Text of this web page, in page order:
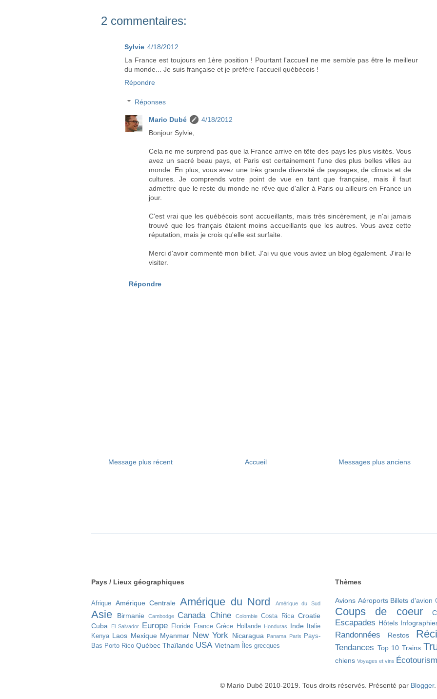
2 commentaires:
Sylvie 4/18/2012
La France est toujours en 1ère position ! Pourtant l'accueil ne me semble pas être le meilleur
du monde... Je suis française et je préfère l'accueil québécois !
Répondre
Réponses
Mario Dubé
4/18/2012
Bonjour Sylvie,
Cela ne me surprend pas que la France arrive en tête des pays les plus visités. Vous
avez un sacré beau pays, et Paris est certainement l'une des plus belles villes au
monde. En plus, vous avez une très grande diversité de paysages, de climats et de
cultures. Je comprends votre point de vue en tant que française, mais il faut
admettre que le reste du monde ne rêve que d'aller à Paris ou ailleurs en France un
jour.
C'est vrai que les québécois sont accueillants, mais très sincèrement, je n'ai jamais
trouvé que les français étaient moins accueillants que les autres. Vous avez cette
réputation, mais je crois qu'elle est surfaite.
Merci d'avoir commenté mon billet. J'ai vu que vous aviez un blog également. J'irai le
visiter.
Répondre
Message plus récent Messages plus anciens
Accueil
Pays / Lieux géographiques
Afrique Amérique Centrale Amérique du Nord Amérique du Sud
Asie Birmanie Cambodge Canada Chine Colombie Costa Rica Croatie
Cuba
El Salvador Europe Floride France Grèce Hollande Honduras Inde
Italie
Kenya Laos Mexique Myanmar New York Nicaragua Panama Paris
Pays-
Bas Porto Rico Québec Thaïlande USA Vietnam Îles grecques
Thèmes
Avions Aéroports Billets d'avion
Coups de coeur
Escapades Hôtels
Randonnées Restos
Tendances Top 10 Trains
chiens Voyages et vins
© Mario Dubé 2010-2019. Tous droits réservés. Présenté par Blogger.